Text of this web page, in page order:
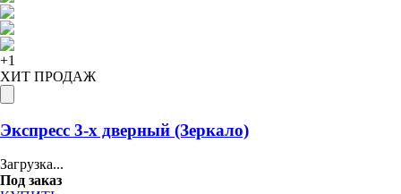
+1
ХИТ ПРОДАЖ
Экспресс 3-х дверный (Зеркало)
Загрузка...
Под заказ